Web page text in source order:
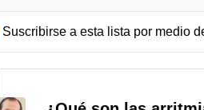
Suscribirse a esta lista por medio